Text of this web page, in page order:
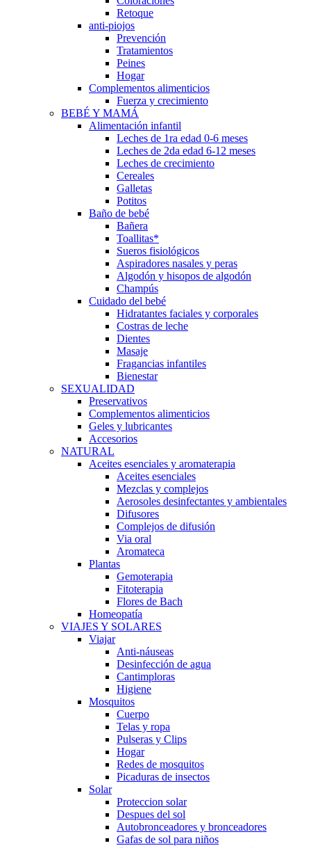
Retoque
anti-piojos
Prevención
Tratamientos
Peines
Hogar
Complementos alimenticios
Fuerza y crecimiento
BEBÉ Y MAMÁ
Alimentación infantil
Leches de 1ra edad 0-6 meses
Leches de 2da edad 6-12 meses
Leches de crecimiento
Cereales
Galletas
Potitos
Baño de bebé
Bañera
Toallitas*
Sueros fisiológicos
Aspiradores nasales y peras
Algodón y hisopos de algodón
Champús
Cuidado del bebé
Hidratantes faciales y corporales
Costras de leche
Dientes
Masaje
Fragancias infantiles
Bienestar
SEXUALIDAD
Preservativos
Complementos alimenticios
Geles y lubricantes
Accesorios
NATURAL
Aceites esenciales y aromaterapia
Aceites esenciales
Mezclas y complejos
Aerosoles desinfectantes y ambientales
Difusores
Complejos de difusión
Via oral
Aromateca
Plantas
Gemoterapia
Fitoterapia
Flores de Bach
Homeopatía
VIAJES Y SOLARES
Viajar
Anti-náuseas
Desinfección de agua
Cantimploras
Higiene
Mosquitos
Cuerpo
Telas y ropa
Pulseras y Clips
Hogar
Redes de mosquitos
Picaduras de insectos
Solar
Proteccion solar
Despues del sol
Autobronceadores y bronceadores
Gafas de sol para niños